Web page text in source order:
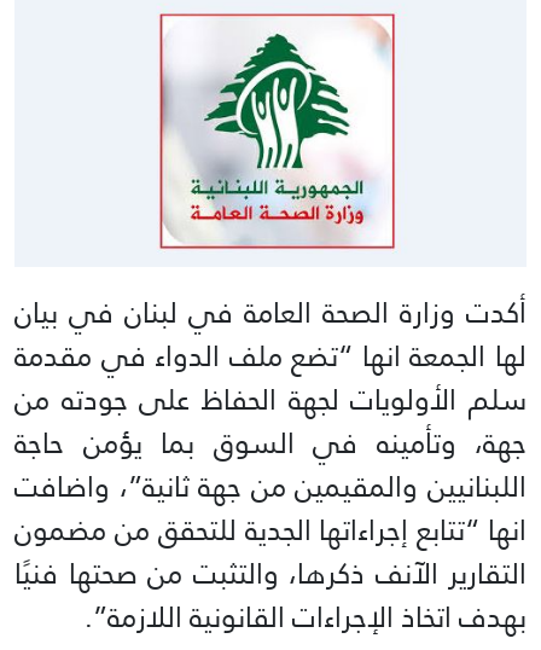
أكدت وزارة الصحة العامة في لبنان في بيان
لها الجمعة انها “تضع ملف الدواء في مقدمة
سلم الأولويات لجهة الحفاظ على جودته من
جهة، وتأمينه في السوق بما يؤمن حاجة
اللبنانيين والمقيمين من جهة ثانية”، واضافت
انها “تتابع إجراءاتها الجدية للتحقق من مضمون
التقارير الآنف ذكرها، والتثبت من صحتها فنيًا
بهدف اتخاذ الإجراءات القانونية اللازمة”.